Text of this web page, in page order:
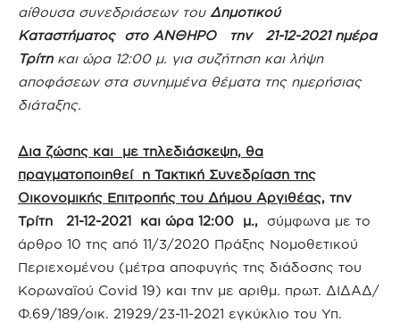
αίθουσα συνεδριάσεων του Δημοτικού
Καταστήματος στο ΑΝΘΗΡΟ την 21-12-2021 ημέρα
Τρίτη και ώρα 12:00 μ. για συζήτηση και λήψη
αποφάσεων στα συνημμένα θέματα της ημερήσιας
διάταξης.
Δια ζώσης και με τηλεδιάσκεψη, θα
πραγματοποιηθεί η Τακτική Συνεδρίαση της
Οικονομικής Επιτροπής του Δήμου Αργιθέας, την
Τρίτη 21-12-2021 και ώρα 12:00 μ., σύμφωνα με το
άρθρο 10 της από 11/3/2020 Πράξης Νομοθετικού
Περιεχομένου (μέτρα αποφυγής της διάδοσης του
Κορωναϊού Covid 19) και την με αριθμ. πρωτ. ΔΙΔΑΔ/
Φ.69/189/οικ. 21929/23-11-2021 εγκύκλιο του Υπ.